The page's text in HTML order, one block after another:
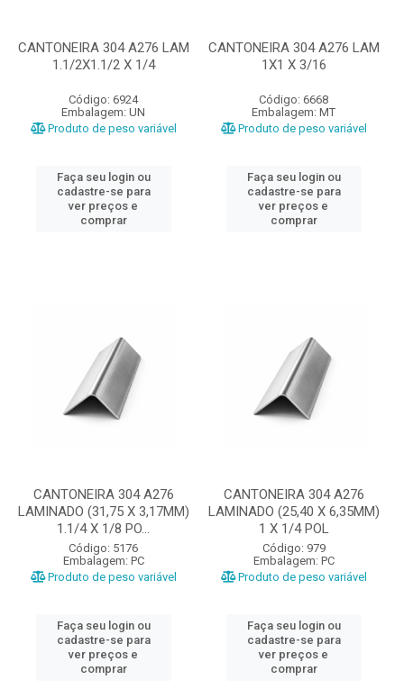
CANTONEIRA 304 A276 LAM
1.1/2X1.1/2 X 1/4
Código: 6924
Embalagem: UN
Produto de peso variável
Faça seu login ou
cadastre-se para
ver preços e
comprar
CANTONEIRA 304 A276 LAM
1X1 X 3/16
Código: 6668
Embalagem: MT
Produto de peso variável
Faça seu login ou
cadastre-se para
ver preços e
comprar
CANTONEIRA 304 A276
LAMINADO (31,75 X 3,17MM)
1.1/4 X 1/8 PO...
Código: 5176
Embalagem: PC
Produto de peso variável
Faça seu login ou
cadastre-se para
ver preços e
comprar
CANTONEIRA 304 A276
LAMINADO (25,40 X 6,35MM)
1 X 1/4 POL
Código: 979
Embalagem: PC
Produto de peso variável
Faça seu login ou
cadastre-se para
ver preços e
comprar